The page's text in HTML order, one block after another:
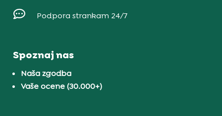
 Podpora strankam 24/7
Spoznaj nas
Naša zgodba
Vaše ocene (30.000+)